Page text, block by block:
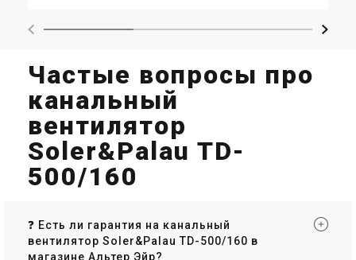
Частые вопросы про
канальный
вентилятор
Soler&Palau TD-
500/160
❓ Есть ли гарантия на канальный
вентилятор Soler&Palau TD-500/160 в
магазине Альтер Эйр?